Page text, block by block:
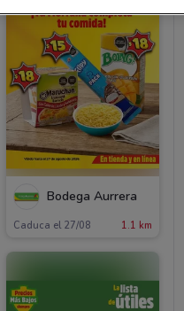
Bodega Aurrera
Caduca el 27/08 1.1 km